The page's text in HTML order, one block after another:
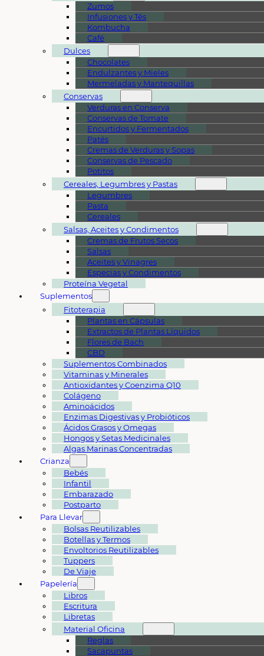
Zumos
Infusiones y Tés
Kombucha
Café
Dulces
Chocolates
Endulzantes y Mieles
Mermeladas y Mantequillas
Conservas
Verduras en Conserva
Conservas de Tomate
Encurtidos y Fermentados
Patés
Cremas de Verduras y Sopas
Conservas de Pescado
Potitos
Cereales, Legumbres y Pastas
Legumbres
Pasta
Cereales
Salsas, Aceites y Condimentos
Cremas de Frutos Secos
Salsas
Aceites y Vinagres
Especias y Condimentos
Proteína Vegetal
Suplementos
Fitoterapia
Plantas en Cápsulas
Extractos de Plantas Líquidos
Flores de Bach
CBD
Suplementos Combinados
Vitaminas y Minerales
Antioxidantes y Coenzima Q10
Colágeno
Aminoácidos
Enzimas Digestivas y Probióticos
Ácidos Grasos y Omegas
Hongos y Setas Medicinales
Algas Marinas Concentradas
Crianza
Bebés
Infantil
Embarazado
Postparto
Para Llevar
Bolsas Reutilizables
Botellas y Termos
Envoltorios Reutilizables
Tuppers
De Viaje
Papelería
Libros
Escritura
Libretas
Material Oficina
Reglas
Sacapuntas